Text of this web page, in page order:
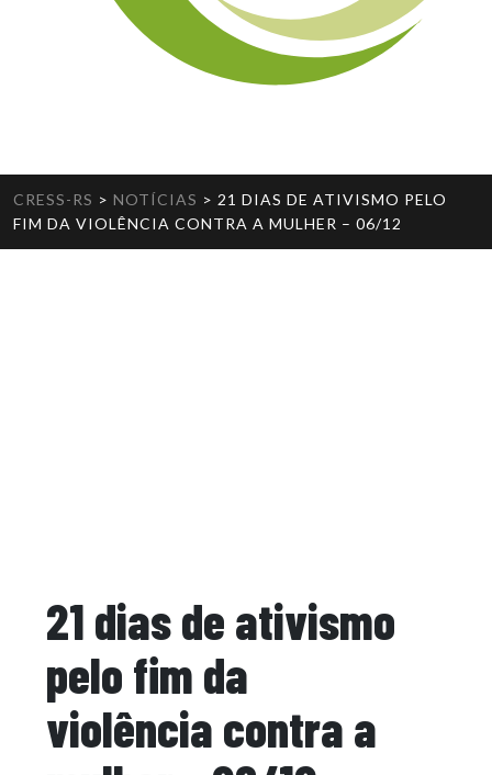
CRESS-RS > NOTÍCIAS > 21 DIAS DE ATIVISMO PELO
FIM DA VIOLÊNCIA CONTRA A MULHER – 06/12
21 dias de ativismo
pelo fim da
violência contra a